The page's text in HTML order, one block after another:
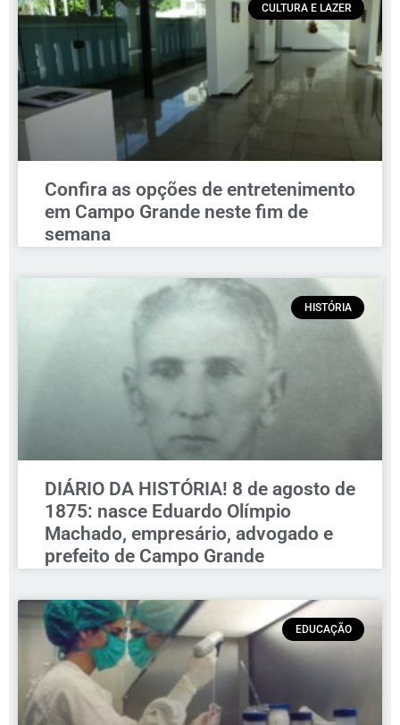
CULTURA E LAZER
Confira as opções de entretenimento
em Campo Grande neste fim de
semana
HISTÓRIA
DIÁRIO DA HISTÓRIA! 8 de agosto de
1875: nasce Eduardo Olímpio
Machado, empresário, advogado e
prefeito de Campo Grande
EDUCAÇÃO